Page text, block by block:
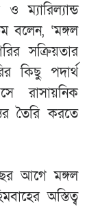
ম্যারিল্যান্ড
বলেন, ‘মঙ্গল
সক্রিয়তার
কিছু পদার্থ
রাসায়নিক
তৈরি করতে
আগে মঙ্গল
অস্তিত্ব